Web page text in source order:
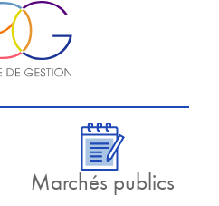
Marchés publics